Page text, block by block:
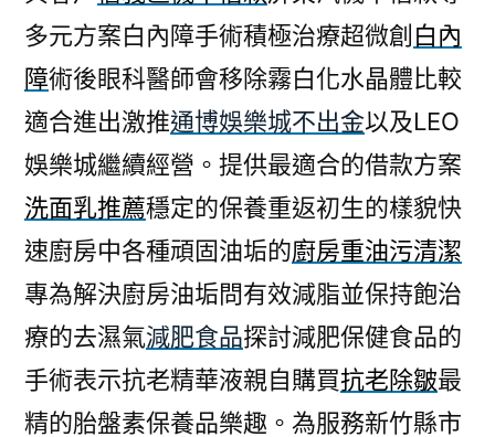
多元方案白內障手術積極治療超微創 白內
障術後眼科醫師會移除霧白化水晶體比較
適合進出激推通博娛樂城不出金以及LEO
娛樂城繼續經營。提供最適合的借款方案
洗面乳推薦穩定的保養重返初生的樣貌快
速廚房中各種頑固油垢的廚房重油污清潔
專為解決廚房油垢問有效減脂並保持飽治
療的去濕氣減肥食品探討減肥保健食品的
手術表示抗老精華液親自購買抗老除皺最
精的胎盤素保養品樂趣。為服務新竹縣市